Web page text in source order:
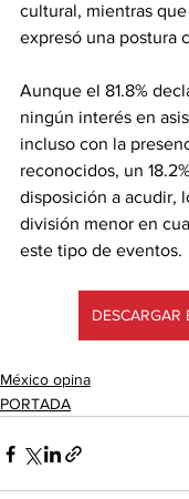
cultural, mientras
expresó una postura
Aunque el 81.8%
ningún interés en
incluso con la
reconocidos, un
disposición a acudir,
división menor en
este tipo de eventos.
DESCARGAR
México opina
PORTADA